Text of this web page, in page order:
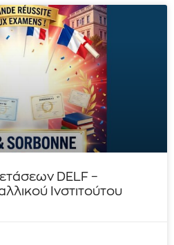
DELF –
Ινστιτούτου